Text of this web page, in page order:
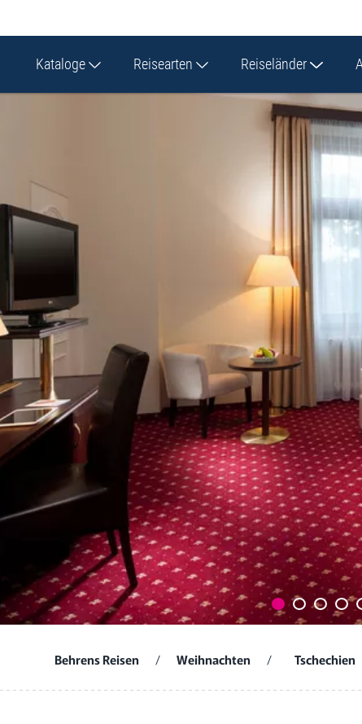
Kataloge Reisearten Reiseländer
Behrens Reisen / Weihnachten / Tschechien